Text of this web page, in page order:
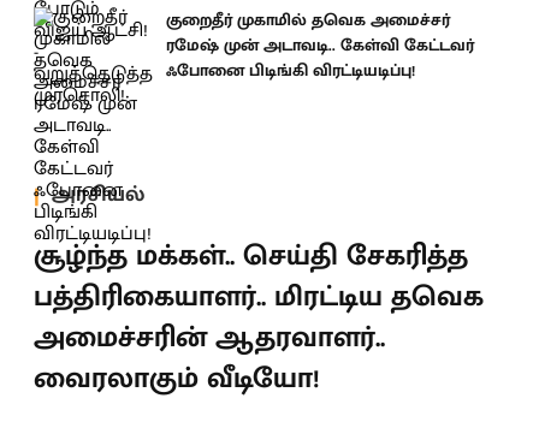
குறைதீர் முகாமில் தவெக அமைச்சர்
ரமேஷ் முன் அடாவடி.. கேள்வி கேட்டவர்
ஃபோனை பிடிங்கி விரட்டியடிப்பு!
அரசியல்
சூழ்ந்த மக்கள்.. செய்தி சேகரித்த
பத்திரிகையாளர்.. மிரட்டிய தவெக
அமைச்சரின் ஆதரவாளர்..
வைரலாகும் வீடியோ!